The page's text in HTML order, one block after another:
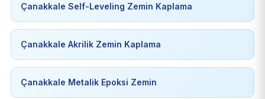
Çanakkale Self-Leveling Zemin Kaplama
Çanakkale Akrilik Zemin Kaplama
Çanakkale Metalik Epoksi Zemin